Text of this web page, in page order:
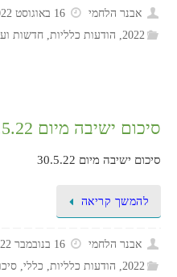
אבנר הלחמי
16 באוגוסט 2022
2022
הודעות כלליות חדשות
סיכום ישיבה מיום 30.5.22
סיכום ישיבה מיום 30.5.22
להמשך קריאה
אבנר הלחמי
16 בנובמבר 2022
2022
, הודעות כלליות, כללי,